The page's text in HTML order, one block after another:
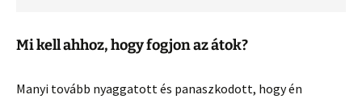
Mi kell ahhoz, hogy fogjon az átok?
Manyi tovább nyaggatott és panaszkodott, hogy én